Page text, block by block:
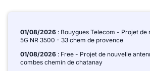
01/08/2026 : Bouygues Telecom - Projet de
5G NR 3500 - 33 chem de provence
01/08/2026 : Free - Projet de nouvelle
combes chemin de chatanay